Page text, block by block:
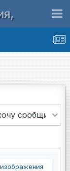
изображения